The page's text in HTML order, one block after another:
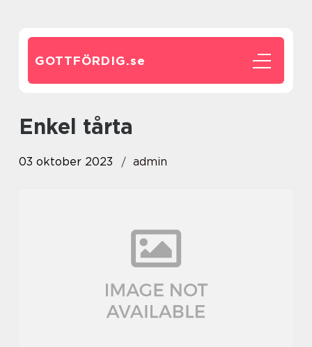
GOTTFÖRDIG.se
enkel tårta
03 oktober 2023 admin